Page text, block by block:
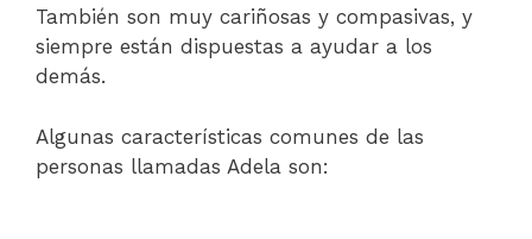
También son muy cariñosas y compasivas, y
siempre están dispuestas a ayudar a los
demás.
Algunas características comunes de las
personas llamadas Adela son: